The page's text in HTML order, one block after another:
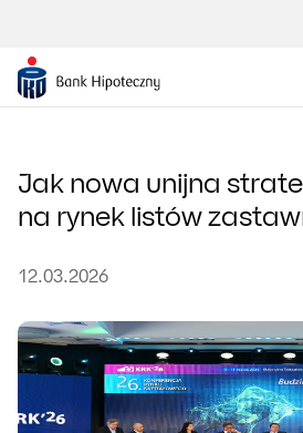
Jak nowa unijna
na rynek listów
12.03.2026